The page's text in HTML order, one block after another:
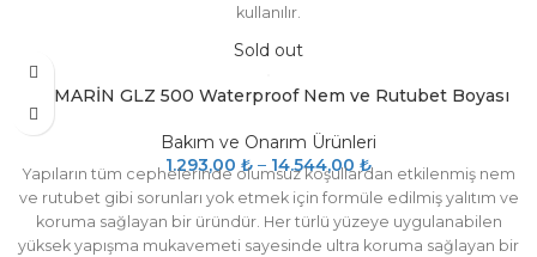
kullanılır.
Sold out
DEMARİN GLZ 500 Waterproof Nem ve Rutubet Boyası
Bakım ve Onarım Ürünleri
1.293,00 ₺ – 14.544,00 ₺
Yapıların tüm cephelerinde olumsuz koşullardan etkilenmiş nem
ve rutubet gibi sorunları yok etmek için formüle edilmiş yalıtım ve
koruma sağlayan bir üründür. Her türlü yüzeye uygulanabilen
yüksek yapışma mukavemeti sayesinde ultra koruma sağlayan bir